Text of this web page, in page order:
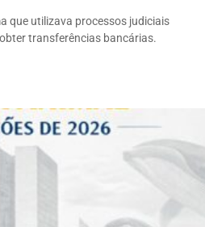
que utilizava processos judiciais
transferências bancárias.